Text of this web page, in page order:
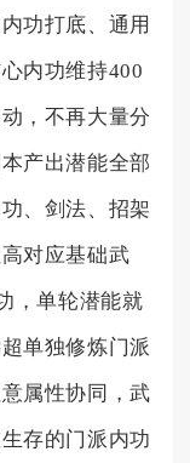
功打底、通用
内功维持400
，不再大量分
产出潜能全部
、剑法、招架
对应基础武
，单轮潜能就
单独修炼门派
属性协同，武
存的门派内功